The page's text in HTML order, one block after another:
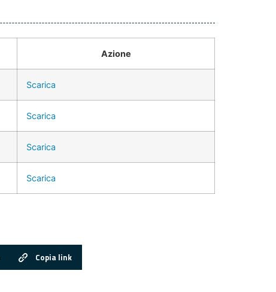
Azione
Scarica
Scarica
Scarica
Scarica
Copia link